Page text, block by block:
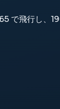
飛行し、